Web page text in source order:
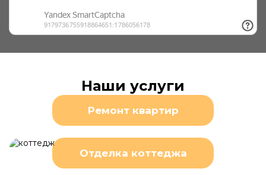
Наши услуги
Ремонт квартир
Отделка коттеджа